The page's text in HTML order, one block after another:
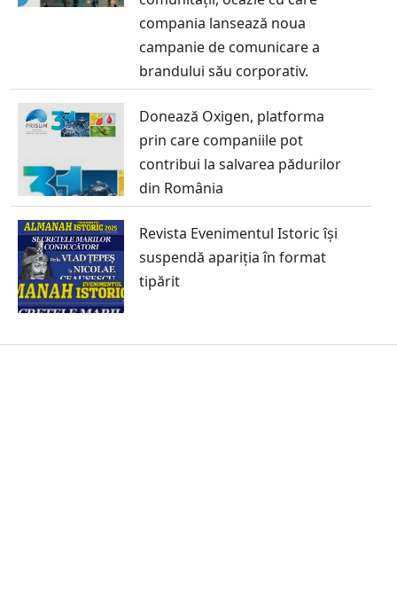
compania lansează noua
campanie de comunicare a
brandului său corporativ.
Donează Oxigen, platforma
prin care companiile pot
contribui la salvarea pădurilor
din România
Revista Evenimentul Istoric își
suspendă apariția în format
tipărit